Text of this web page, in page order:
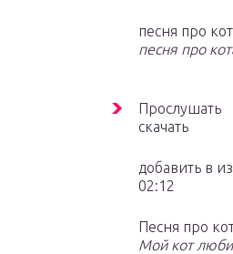
песня про
песня про
Прослушать
скачать
добавить в
02:12
Песня про
Мой кот